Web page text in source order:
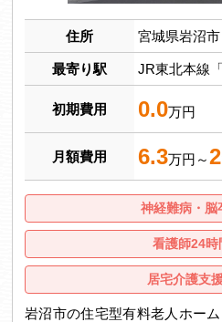
住所 宮城県岩沼市
最寄り駅 JR東北本線
初期費用 0.0万円
月額費用 6.3万円～
神経難病・脳
看護師24時
居宅介護支
岩沼市の住宅型有料老人ホー